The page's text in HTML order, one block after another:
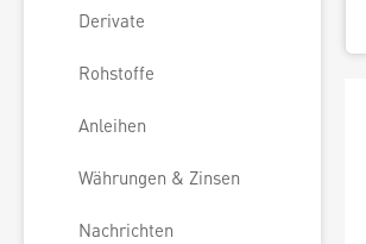
Derivate
Rohstoffe
Anleihen
Währungen & Zinsen
Nachrichten